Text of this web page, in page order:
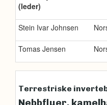
(leder)
Stein Ivar Johnsen
Tomas Jensen
Terrestriske